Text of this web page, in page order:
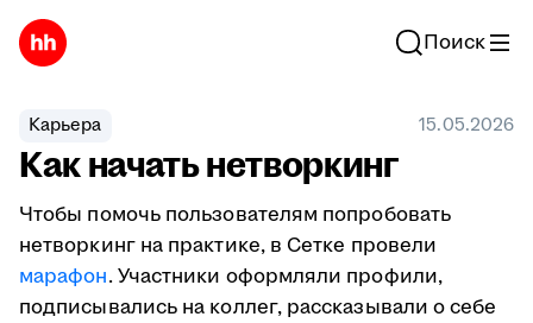
Поиск
Карьера 15.05.2026
Как начать нетворкинг
Чтобы помочь пользователям попробовать
нетворкинг на практике, в Сетке провели
марафон. Участники оформляли профили,
подписывались на коллег, рассказывали о себе